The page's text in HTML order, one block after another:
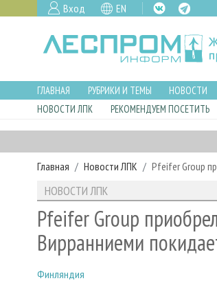
Вход EN
ГЛАВНАЯ РУБРИКИ И ТЕМЫ НОВОСТИ
НОВОСТИ ЛПК
РЕКОМЕНДУЕМ ПОСЕТИТЬ
Главная Новости ЛПК Pfeifer Group
НОВОСТИ ЛПК
Pfeifer Group
Вирранниеми
Финляндия